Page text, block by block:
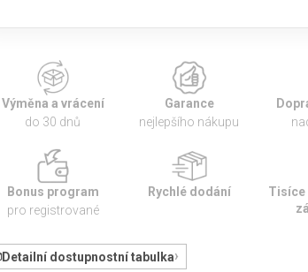
Výměna a vrácení
do 30 dnů
Garance
nejlepšího nákupu
Bonus program
pro registrované
Rychlé dodání
Tisíce
Detailní dostupnostní tabulka